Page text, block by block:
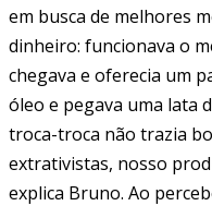
em busca de melhores
dinheiro: funcionava o
chegava e oferecia um
óleo e pegava uma lata
troca-troca não trazia
extrativistas, nosso
explica Bruno. Ao